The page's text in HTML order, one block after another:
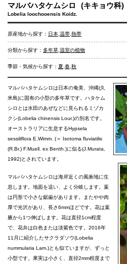
マルバハタケムシロ (キキョウ科)
Lobelia loochooensis Koidz.
原産地から探す： 日本 温帯 熱帯
分類から探す： 多年草 温室の植物
季節・気候から探す： 夏 春 秋
マルバハタケムシロは日本の奄美、沖縄(久
米島)に固有の小型の多年草です。ハタケム
シロとは水田のあぜなどに見られるミゾカ
クシ(Lobelia chinensis Lour.)の別名です。
オーストラリアに生息するHypsela
sessiliflora E.Wimm. (＝ Isotoma fluviatilis
(R.Br.) F.Muell. ex Benth.)に似る(J.Murata,
1992)とされています。
マルバハタケムシロは海岸近くの風衝地に生
息します。地面を這い、よく分岐します。葉
は円形で小さな鋸歯があります。またやや肉
厚で光沢があり、長さ6mmほどです。花は葉
腋から1つ伸ばします。花は直径1cm程度
で、花弁は白色または淡紫色です。2016年
11月に紹介したサクラダソウ(Lobelia
nummularia Lam.)とも似ていますが、ずっと
小型です。果実は小さく、直径2mm程度まで